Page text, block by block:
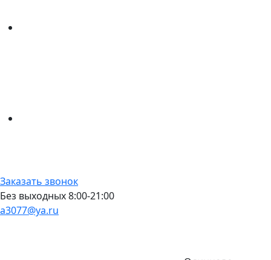
Заказать звонок
Без выходных 8:00-21:00
a3077@ya.ru